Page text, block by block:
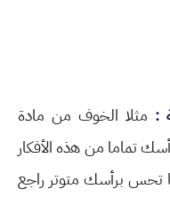
ﻣﺜﻼ ﺍﻟﺨﻮﻑ ﻣﻦ ﻣﺎﺩﺓ
تماما ﻣﻦ ﻫذه ﺍلأﻓﻜﺎﺭ
ﺗﺤﺲ ﺑﺮأﺳﻚ ﻣﺘﻮﺗﺮ راجع